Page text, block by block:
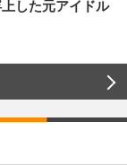
した元アイドル